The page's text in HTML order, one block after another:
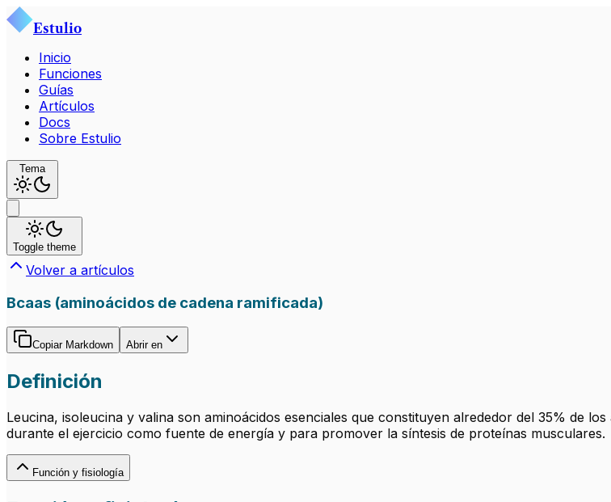
Estulio
Inicio
Funciones
Guías
Artículos
Docs
Sobre Estulio
Tema
Toggle theme
Volver a artículos
Bcaas (aminoácidos de cadena ramificada)
Copiar Markdown Abrir en
Definición
Leucina, isoleucina y valina son aminoácidos esenciales que constituyen alrededor del 35% de
durante el ejercicio como fuente de energía y para promover la síntesis de proteínas musculares.
Función y fisiología